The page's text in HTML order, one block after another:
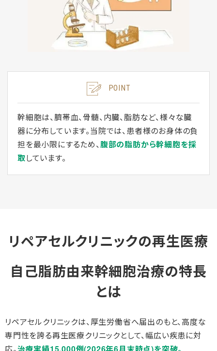
POINT
幹細胞は、臍帯血、骨髄、内臓、脂肪など、様々な臓
器に分布しています。当院では、患者様のお身体の負
担を最小限にするため、腹部の脂肪から幹細胞を採
取しています。
リペアセルクリニックの再生医療
自己脂肪由来幹細胞治療の特長
とは
リペアセルクリニックは、厚生労働省へ届出のもと、高度な
専門性を誇る再生医療クリニックとして、幅広い疾患に対
応。治療実績15,000例(2026年6月末時点)を突破。